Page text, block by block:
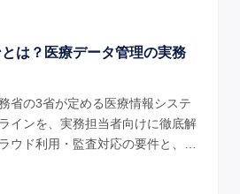
は？医療データ管理の実務
省の3省が定める医療情報システ
インを、実務担当者向けに徹底解
ウド利用・監査対応の要件と、ヘ